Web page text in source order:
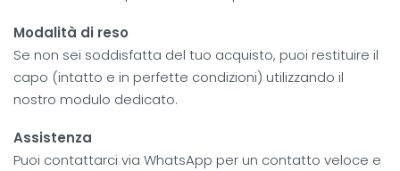
Modalità di reso
Se non sei soddisfatta del tuo acquisto, puoi restituire il
capo (intatto e in perfette condizioni) utilizzando il
nostro modulo dedicato.
Assistenza
Puoi contattarci via WhatsApp per un contatto veloce e